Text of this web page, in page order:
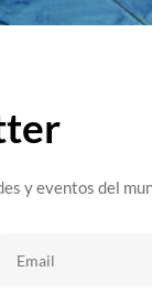
y eventos del